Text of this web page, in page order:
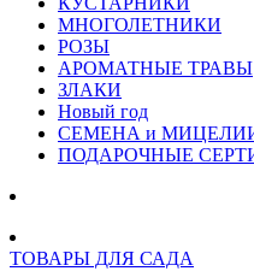
МНОГОЛЕТНИКИ
РОЗЫ
АРОМАТНЫЕ ТРАВЫ
ЗЛАКИ
Новый год
СЕМЕНА и
ПОДАРОЧНЫЕ
ТОВАРЫ ДЛЯ САДА